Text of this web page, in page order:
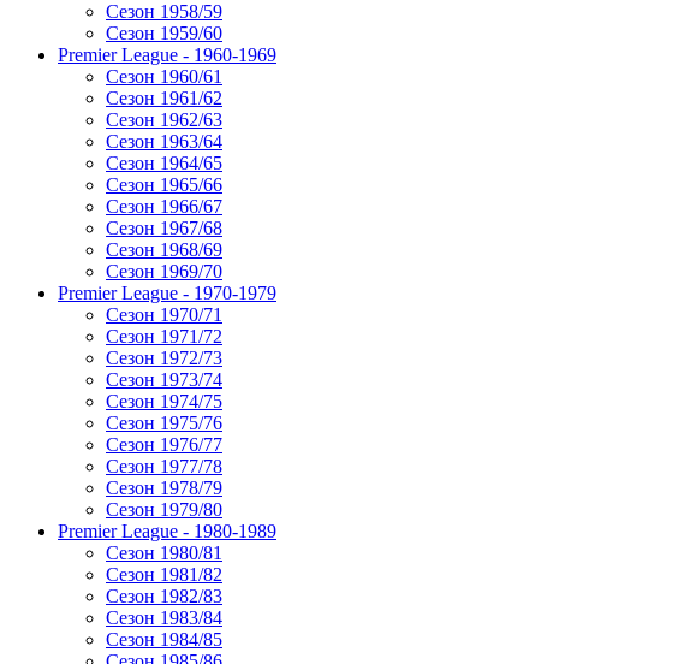
Сезон 1958/59
Сезон 1959/60
Premier League - 1960-1969
Сезон 1960/61
Сезон 1961/62
Сезон 1962/63
Сезон 1963/64
Сезон 1964/65
Сезон 1965/66
Сезон 1966/67
Сезон 1967/68
Сезон 1968/69
Сезон 1969/70
Premier League - 1970-1979
Сезон 1970/71
Сезон 1971/72
Сезон 1972/73
Сезон 1973/74
Сезон 1974/75
Сезон 1975/76
Сезон 1976/77
Сезон 1977/78
Сезон 1978/79
Сезон 1979/80
Premier League - 1980-1989
Сезон 1980/81
Сезон 1981/82
Сезон 1982/83
Сезон 1983/84
Сезон 1984/85